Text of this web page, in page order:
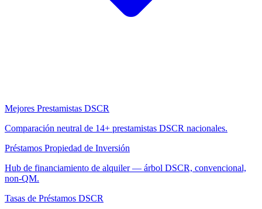
Mejores Prestamistas DSCR
Comparación neutral de 14+ prestamistas DSCR nacionales.
Préstamos Propiedad de Inversión
Hub de financiamiento de alquiler — árbol DSCR, convencional,
non-QM.
Tasas de Préstamos DSCR